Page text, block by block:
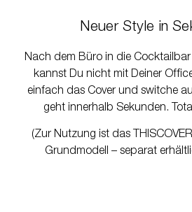
Neuer Style in
Nach dem Büro in die
kannst Du nicht mit Deiner
einfach das Cover und switche
geht innerhalb Sekunden.
(Zur Nutzung ist das
Grundmodell – separat